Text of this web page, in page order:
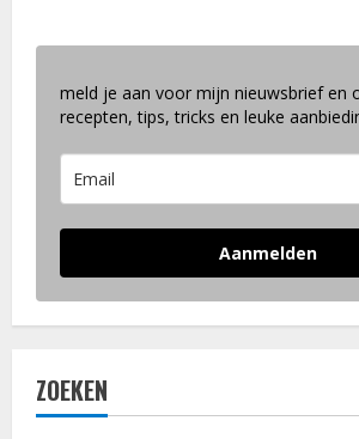
meld je aan voor mijn nieuwsbrief en
recepten, tips, tricks en leuke
Aanmelden
ZOEKEN